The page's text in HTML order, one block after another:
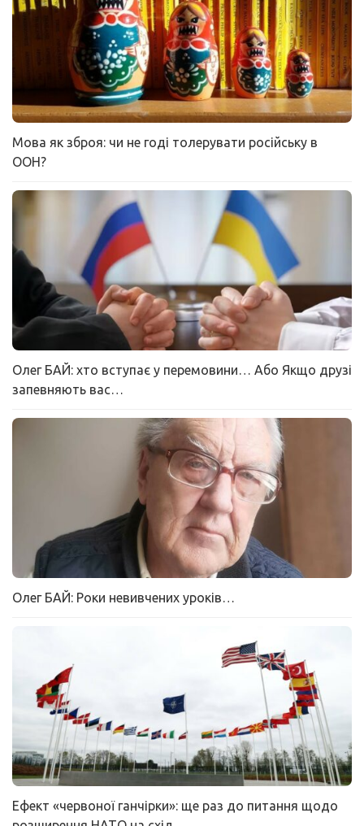
Мова як зброя: чи не годі толерувати російську в
ООН?
Олег БАЙ: хто вступає у перемовини… Або Якщо друзі
запевняють вас…
Олег БАЙ: Роки невивчених уроків…
Ефект «червоної ганчірки»: ще раз до питання щодо